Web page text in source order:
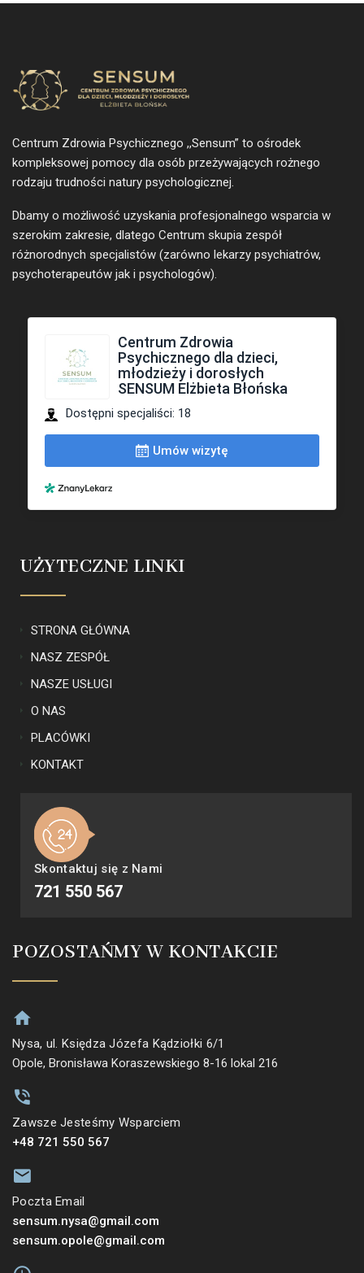
Centrum Zdrowia Psychicznego ,,Sensum” to ośrodek
kompleksowej pomocy dla osób przeżywających rożnego
rodzaju trudności natury psychologicznej.
Dbamy o możliwość uzyskania profesjonalnego wsparcia w
szerokim zakresie, dlatego Centrum skupia zespół
różnorodnych specjalistów (zarówno lekarzy psychiatrów,
psychoterapeutów jak i psychologów).
UŻYTECZNE LINKI
STRONA GŁÓWNA
NASZ ZESPÓŁ
NASZE USŁUGI
O NAS
PLACÓWKI
KONTAKT
Skontaktuj się z Nami
721 550 567
POZOSTAŃMY W KONTAKCIE
Nysa, ul. Księdza Józefa Kądziołki 6/1
Opole, Bronisława Koraszewskiego 8-16 lokal 216
Zawsze Jesteśmy Wsparciem
+48 721 550 567
Poczta Email
sensum.nysa@gmail.com
sensum.opole@gmail.com